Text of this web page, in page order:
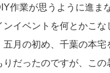
作業が思うように進ま
ンイベントを何とかこな
五月の初め、千葉の本宅
りだったのですが、この